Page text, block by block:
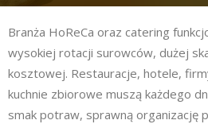
Branża HoReCa oraz catering
wysokiej rotacji surowców, dużej
kosztowej. Restauracje, hotele,
kuchnie zbiorowe muszą każdego
smak potraw, sprawną organizację